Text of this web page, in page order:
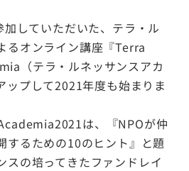
していただいた、テラ・ル
るオンライン講座『Terra
（テラ・ルネッサンスアカ
ップして2021年度も始まりま
は、『NPOが仲
するための10のヒント』と題
スの培ってきたファンドレイ